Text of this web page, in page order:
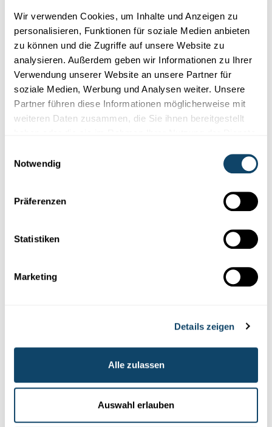
Wir verwenden Cookies, um Inhalte und Anzeigen zu
personalisieren, Funktionen für soziale Medien anbieten
zu können und die Zugriffe auf unsere Website zu
analysieren. Außerdem geben wir Informationen zu Ihrer
Verwendung unserer Website an unsere Partner für
soziale Medien, Werbung und Analysen weiter. Unsere
Partner führen diese Informationen möglicherweise mit
weiteren Daten zusammen, die Sie ihnen bereitgestellt
Notwendig
Präferenzen
Statistiken
Marketing
Details zeigen
Alle zulassen
Auswahl erlauben
KÖRPER - GESCHMACK
Womit schmecken wir?
Die Schülerinnen und Schüler erforschen, welche Organe beim
Schmecken wichtig sind.
FNR,Script
Die Schülerinnen und Schüler lösen mit Hilfe von Essig das
Kalzium aus einemHühnerknochenheraus und beobachten, wie
sich der Knochen dadurch verändert.
FNR,Script